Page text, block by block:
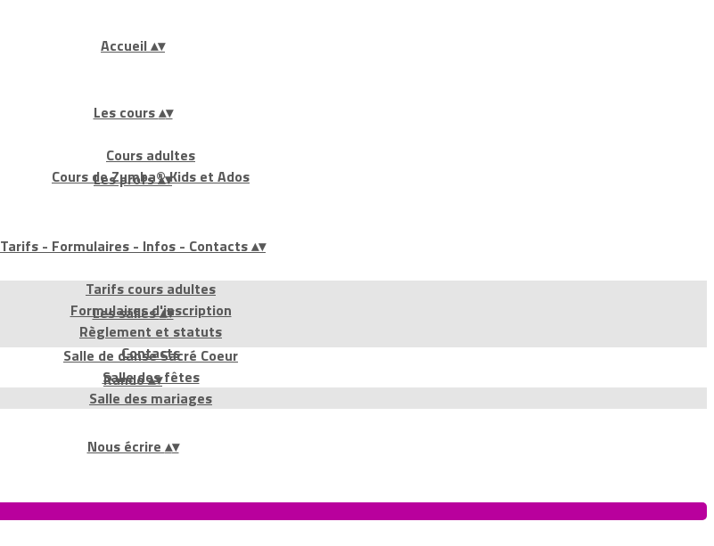
Accueil▴▾
Les cours▴▾
Cours adultes
Cours de Zumba® Kids et Ados
Les profs▴▾
Tarifs - Formulaires - Infos - Contacts▴▾
Tarifs cours adultes
Formulaires d'inscription
Règlement et statuts
Contacts
Les salles▴▾
Salle de danse Sacré Coeur
Salle des fêtes
Salle des mariages
Rando▴▾
Nous écrire ▴▾